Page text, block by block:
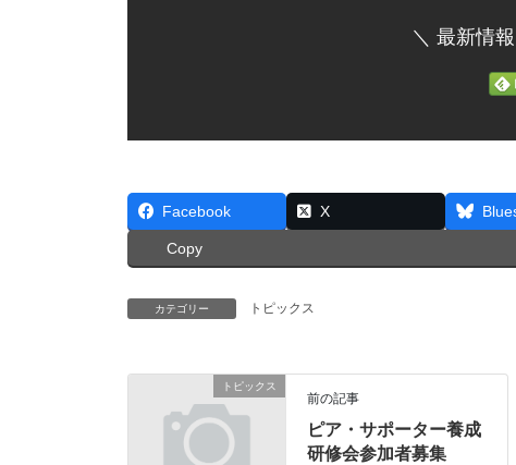
＼ 最新情
Facebook X
Copy
カテゴリー トピックス
トピックス
前の記事
ピア・サポーター養成
研修会参加者募集